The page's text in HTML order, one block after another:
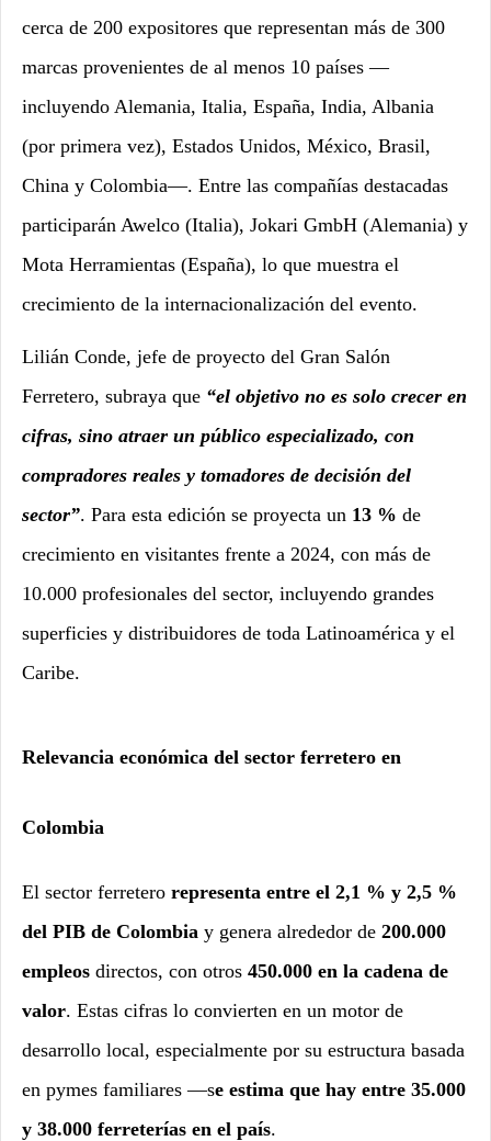
cerca de 200 expositores que representan más de 300
marcas provenientes de al menos 10 países —
incluyendo Alemania, Italia, España, India, Albania
(por primera vez), Estados Unidos, México, Brasil,
China y Colombia—. Entre las compañías destacadas
participarán Awelco (Italia), Jokari GmbH (Alemania) y
Mota Herramientas (España), lo que muestra el
crecimiento de la internacionalización del evento.
Lilián Conde, jefe de proyecto del Gran Salón
Ferretero, subraya que “el objetivo no es solo crecer en
cifras, sino atraer un público especializado, con
compradores reales y tomadores de decisión del
sector”. Para esta edición se proyecta un 13 % de
crecimiento en visitantes frente a 2024, con más de
10.000 profesionales del sector, incluyendo grandes
superficies y distribuidores de toda Latinoamérica y el
Caribe.
Relevancia económica del sector ferretero en
Colombia
El sector ferretero representa entre el 2,1 % y 2,5 %
del PIB de Colombia y genera alrededor de 200.000
empleos directos, con otros 450.000 en la cadena de
valor. Estas cifras lo convierten en un motor de
desarrollo local, especialmente por su estructura basada
en pymes familiares —se estima que hay entre 35.000
y 38.000 ferreterías en el país.